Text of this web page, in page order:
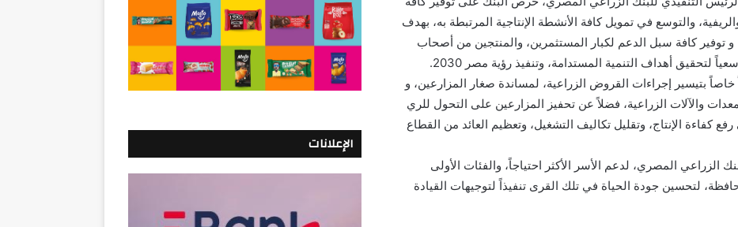
والتوسع في تمويل كافة الأنشطة الإنتاجية المرتبطة به، بهدف
و توفير كافة سبل الدعم لكبار المستثمرين، والمنتجين من أصحاب
لتحقيق أهداف التنمية المستدامة، وتنفيذ رؤية مصر 2030.
بتيسير إجراءات القروض الزراعية، لمساندة صغار المزارعين، و
والآلات الزراعية، فضلاً عن تحفيز المزارعين على التحول للري
كفاءة الإنتاج، وتقليل تكاليف التشغيل، وتعظيم العائد من القطاع
الزراعي المصري، لدعم الأسر الأكثر احتياجاً، والفئات الأولى
لتحسين جودة الحياة في تلك القرى تنفيذاً لتوجيهات القيادة
الإعلانات